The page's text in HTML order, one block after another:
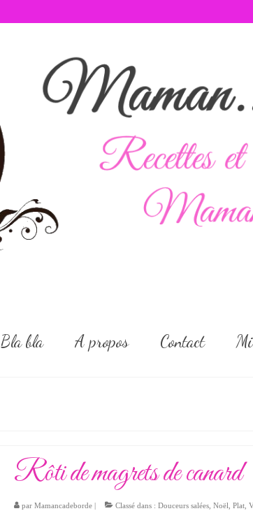
Bla bla A propos Contact
Rôti de magrets de canard
par Mamancadeborde| Classé dans : Douceurs salées, Noël Plat,